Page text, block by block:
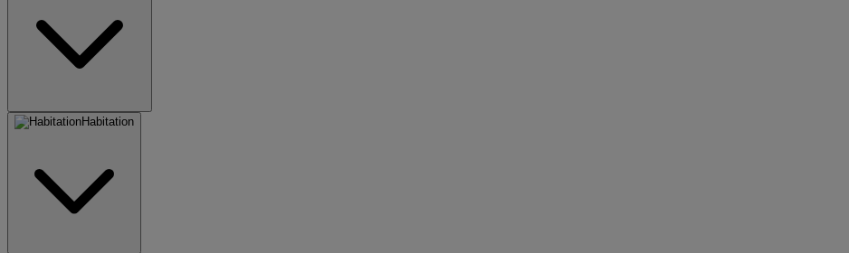
Habitation